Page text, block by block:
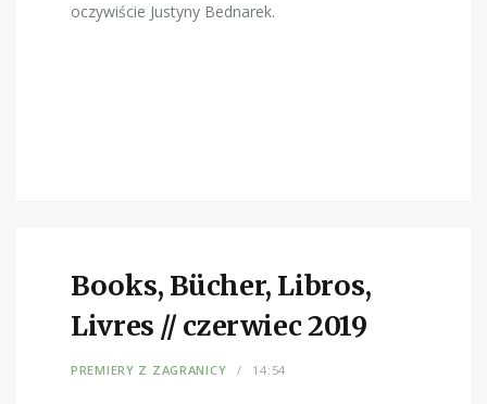
oczywiście Justyny Bednarek.
Books, Bücher, Libros,
Livres // czerwiec 2019
PREMIERY Z ZAGRANICY 14:54